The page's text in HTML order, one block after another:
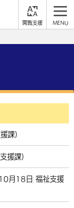
白
課)
援課)
月18日 福祉支援